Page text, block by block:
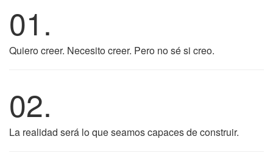
01.
Quiero creer. Necesito creer. Pero no sé si creo.
02.
La realidad será lo que seamos capaces de construir.